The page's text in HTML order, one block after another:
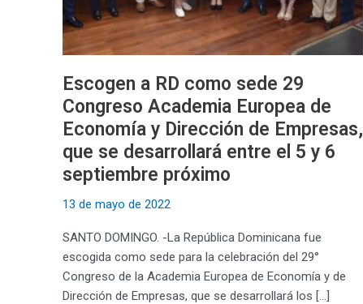
Escogen a RD como sede 29
Congreso Academia Europea de
Economía y Dirección de Empresas,
que se desarrollará entre el 5 y 6
septiembre próximo
13 de mayo de 2022
SANTO DOMINGO. -La República Dominicana fue
escogida como sede para la celebración del 29°
Congreso de la Academia Europea de Economía y de
Dirección de Empresas, que se desarrollará los […]
Economía
y
Dirección
Empresas,
que
se
desarrollará
entre
el
5
6
septiembre
próximo